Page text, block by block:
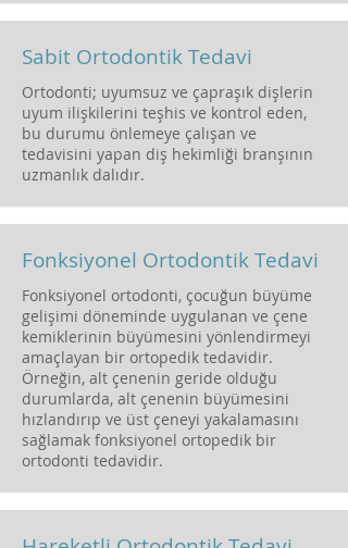
Sabit Ortodontik Tedavi
Ortodonti; uyumsuz ve çapraşık dişlerin
uyum ilişkilerini teşhis ve kontrol eden,
bu durumu önlemeye çalışan ve
tedavisini yapan diş hekimliği branşının
uzmanlık dalıdır.
Fonksiyonel Ortodontik Tedavi
Fonksiyonel ortodonti, çocuğun büyüme
gelişimi döneminde uygulanan ve çene
kemiklerinin büyümesini yönlendirmeyi
amaçlayan bir ortopedik tedavidir.
Örneğin, alt çenenin geride olduğu
durumlarda, alt çenenin büyümesini
hızlandırıp ve üst çeneyi yakalamasını
sağlamak fonksiyonel ortopedik bir
ortodonti tedavidir.